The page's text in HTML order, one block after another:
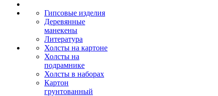
Гипсовые изделия
Деревянные
манекены
Литература
Холсты на картоне
Холсты на
подрамнике
Холсты в наборах
Картон
грунтованный